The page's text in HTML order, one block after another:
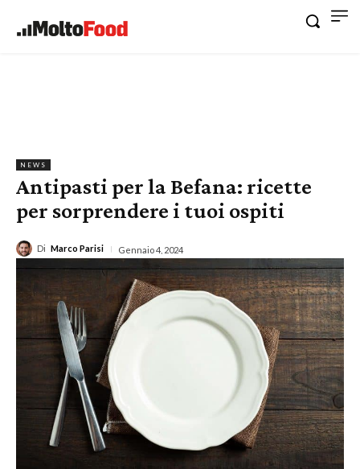
NEWS
Antipasti per la Befana: ricette
per sorprendere i tuoi ospiti
Di Marco Parisi Gennaio 4, 2024